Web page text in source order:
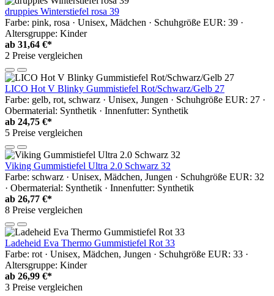
druppies Winterstiefel rosa 39
Farbe: pink, rosa · Unisex, Mädchen · Schuhgröße EUR: 39 ·
Altersgruppe: Kinder
ab 31,64 €*
2 Preise vergleichen
LICO Hot V Blinky Gummistiefel Rot/Schwarz/Gelb 27
Farbe: gelb, rot, schwarz · Unisex, Jungen · Schuhgröße EUR: 27 ·
Obermaterial: Synthetik · Innenfutter: Synthetik
ab 24,75 €*
5 Preise vergleichen
Viking Gummistiefel Ultra 2.0 Schwarz 32
Farbe: schwarz · Unisex, Mädchen, Jungen · Schuhgröße EUR: 32
· Obermaterial: Synthetik · Innenfutter: Synthetik
ab 26,77 €*
8 Preise vergleichen
Ladeheid Eva Thermo Gummistiefel Rot 33
Farbe: rot · Unisex, Mädchen, Jungen · Schuhgröße EUR: 33 ·
Altersgruppe: Kinder
ab 26,99 €*
3 Preise vergleichen